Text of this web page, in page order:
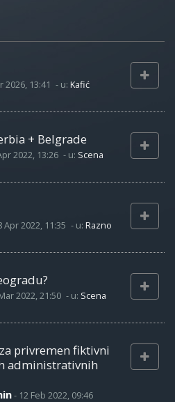
2026, 13:41 - u: Kafić
+ Belgrade
2022, 13:26 - u: Scena
Apr 2022, 11:35 - u: Razno
2022, 21:50 - u: Scena
privremen fiktivni
administrativnih
- 12 Feb 2022, 09:46